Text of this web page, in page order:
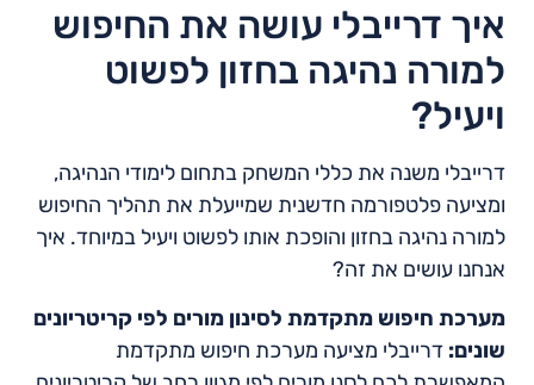
איך דרייבלי עושה את החיפוש
למורה נהיגה בחזון לפשוט
ויעיל?
דרייבלי משנה את כללי המשחק בתחום לימודי הנהיגה,
ומציעה פלטפורמה חדשנית שמייעלת את תהליך החיפוש
למורה נהיגה בחזון והופכת אותו לפשוט ויעיל במיוחד. איך
אנחנו עושים את זה?
מערכת חיפוש מתקדמת לסינון מורים לפי קריטריונים
שונים: דרייבלי מציעה מערכת חיפוש מתקדמת